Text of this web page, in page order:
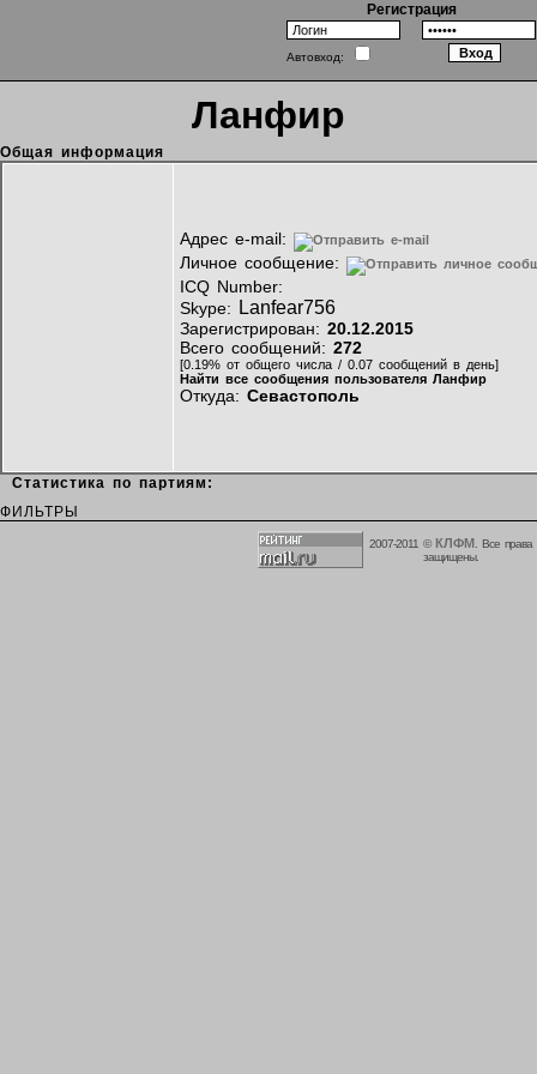
Регистрация
Автовход:
Ланфир
Общая информация
Адрес e-mail:
Личное сообщение:
ICQ Number:
Skype: Lanfear756
Зарегистрирован: 20.12.2015
Всего сообщений: 272
[0.19% от общего числа / 0.07 сообщений в день]
Найти все сообщения пользователя Ланфир
Откуда: Севастополь
Статистика по партиям:
ФИЛЬТРЫ
2007-2011 © КЛФМ . Все права
защищены.